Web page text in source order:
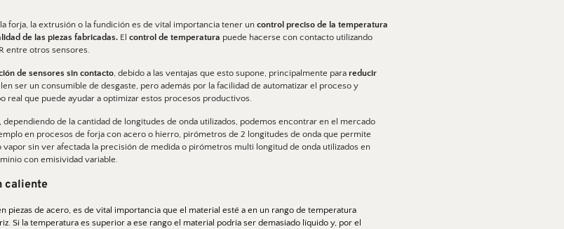
forja, la extrusión o la fundición es de vital importancia tener un control preciso de la temperatura
de las piezas fabricadas. El control de temperatura puede hacerse con contacto utilizando
entre otros sensores.
de sensores sin contacto, debido a las ventajas que esto supone, principalmente para reducir
ser un consumible de desgaste, pero además por la facilidad de automatizar el proceso y
real que puede ayudar a optimizar estos procesos productivos.
de la cantidad de longitudes de onda utilizados, podemos encontrar en el mercado
en procesos de forja con acero o hierro, pirómetros de 2 longitudes de onda que permite
sin ver afectada la precisión de medida o pirómetros multi longitud de onda utilizados en
con emisividad variable.
caliente
piezas de acero, es de vital importancia que el material esté a en un rango de temperatura
Si la temperatura es superior a ese rango el material podría ser demasiado líquido y, por el